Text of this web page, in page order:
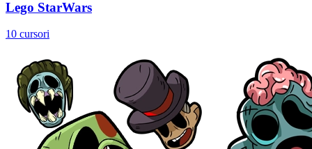
Lego StarWars
10 cursori